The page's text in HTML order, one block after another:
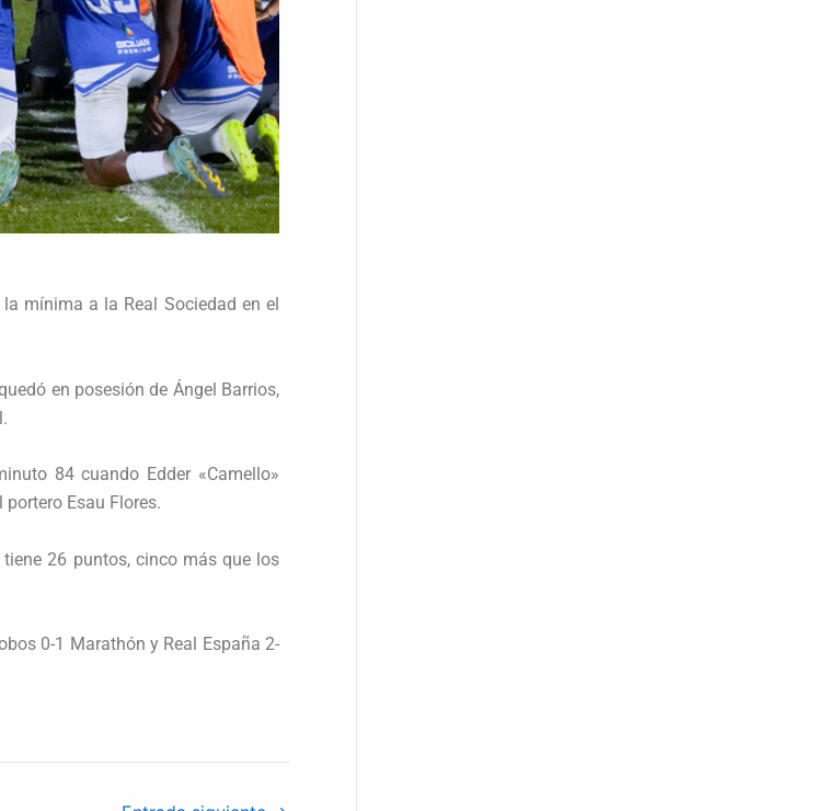
mínima a la Real Sociedad en el
en posesión de Ángel Barrios,
84 cuando Edder «Camello»
Esau Flores.
26 puntos, cinco más que los
0-1 Marathón y Real España 2-